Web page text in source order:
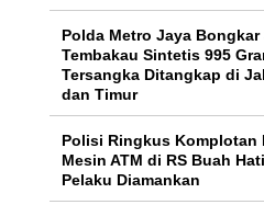
Polda Metro Jaya
Tembakau Sintetis 995
Tersangka Ditangkap di
dan Timur
Polisi Ringkus Komplotan
Mesin ATM di RS Buah
Pelaku Diamankan